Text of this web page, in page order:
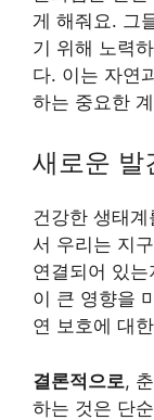
게 해줘요. 그
기 위해 노력
다. 이는 자연
하는 중요한
새로운 발
건강한 생태
서 우리는 지
연결되어 있
이 큰 영향을
연 보호에 대
결론적으로,
하는 것은 단